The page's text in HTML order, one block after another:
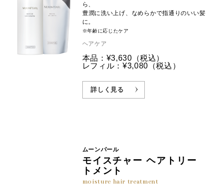
ら、
豊潤に洗い上げ、なめらかで指通りのいい髪
に。
※年齢に応じたケア
ヘアケア
本品：¥3,630 （税込）
レフィル：¥3,080 （税込）
詳しく見る
ムーンパール
モイスチャー ヘアトリー
トメント
moisture hair treatment